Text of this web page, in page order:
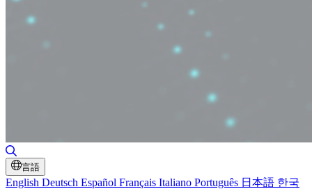
言語
English Deutsch Español Français Italiano Português 日本語 한국